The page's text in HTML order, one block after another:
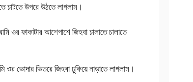
উপরে উঠতে লাগলাম।
ফাকাটার আশেপাশে জিহবা চালাতে চালাতে
ভোদার ভিতরে জিহবা ঢুকিয়ে নাড়াতে লাগলাম।